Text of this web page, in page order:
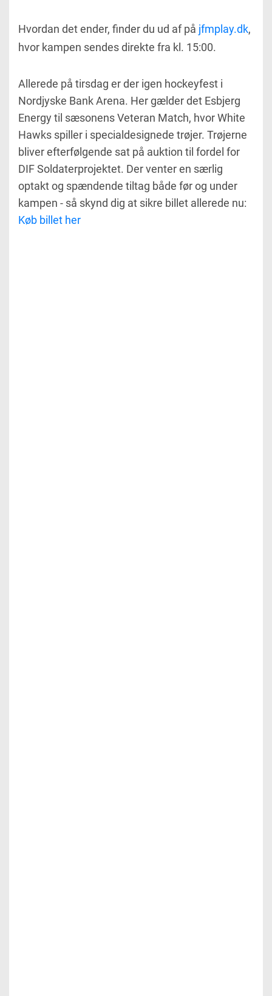
Hvordan det ender, finder du ud af på jfmplay.dk,
hvor kampen sendes direkte fra kl. 15:00.
Allerede på tirsdag er der igen hockeyfest i
Nordjyske Bank Arena. Her gælder det Esbjerg
Energy til sæsonens Veteran Match, hvor White
Hawks spiller i specialdesignede trøjer. Trøjerne
bliver efterfølgende sat på auktion til fordel for
DIF Soldaterprojektet. Der venter en særlig
optakt og spændende tiltag både før og under
kampen - så skynd dig at sikre billet allerede nu:
Køb billet her